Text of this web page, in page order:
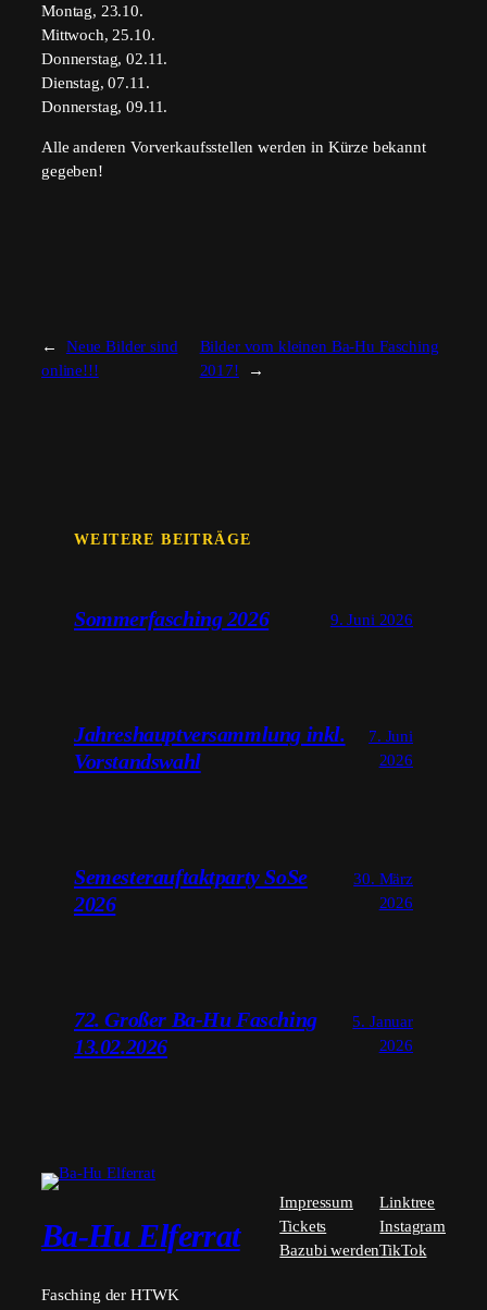
Montag, 23.10.
Mittwoch, 25.10.
Donnerstag, 02.11.
Dienstag, 07.11.
Donnerstag, 09.11.
Alle anderen Vorverkaufsstellen werden in Kürze bekannt
gegeben!
←
Neue Bilder sind
online!!!
Bilder vom kleinen Ba-Hu Fasching
2017!
→
WEITERE BEITRÄGE
Sommerfasching 2026 9. Juni 2026
Jahreshauptversammlung inkl.
Vorstandswahl
7. Juni
2026
Semesterauftaktparty SoSe
2026
30. März
2026
72. Großer Ba-Hu Fasching
13.02.2026
5. Januar
2026
Ba-Hu Elferrat
Fasching der HTWK
Impressum
Tickets
Bazubi werden
Linktree
Instagram
TikTok